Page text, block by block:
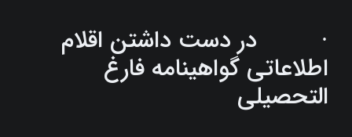
· در دست داشتن اقلام
اطلاعاتی گواهینامه فارغ
التحصیلی